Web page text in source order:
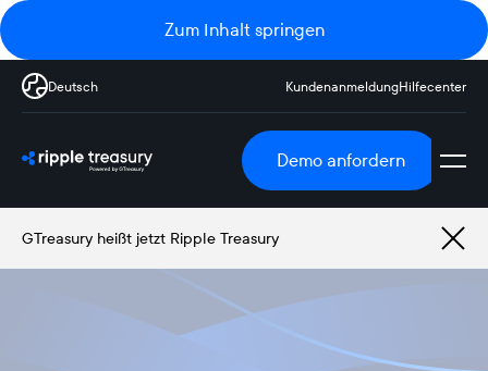
Zum Inhalt springen
Deutsch KundenanmeldungHilfecenter
Demo anfordern
GTreasury heißt jetzt Ripple Treasury